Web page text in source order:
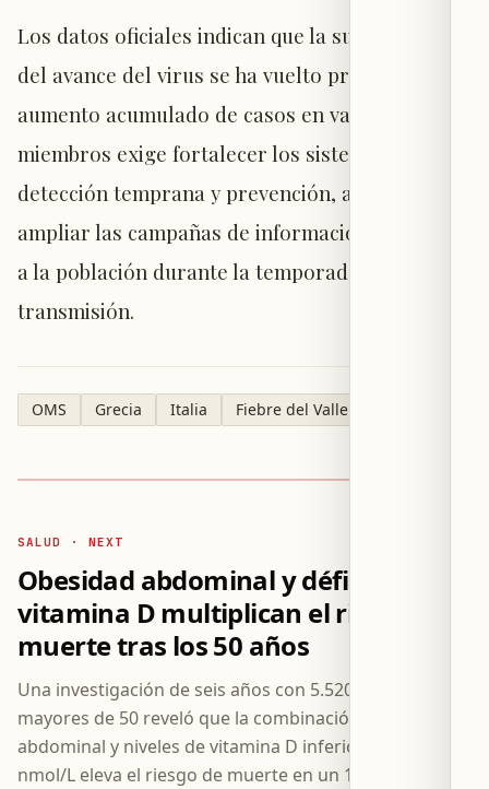
Los datos oficiales indican que la supervisión
del avance del virus se ha vuelto prioritaria. El
aumento acumulado de casos en varios Estados
miembros exige fortalecer los sistemas de
detección temprana y prevención, así como
ampliar las campañas de información dirigidas
a la población durante la temporada de
transmisión.
OMS Grecia Italia Fiebre del Valle del Nilo
SALUD · NEXT
Obesidad abdominal y déficit de
vitamina D multiplican el riesgo de
muerte tras los 50 años
Una investigación de seis años con 5.520 personas
mayores de 50 reveló que la combinación de obesidad
abdominal y niveles de vitamina D inferiores a 30
nmol/L eleva el riesgo de muerte en un 123 % frente a